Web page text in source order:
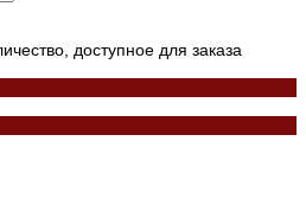
доступное для заказа